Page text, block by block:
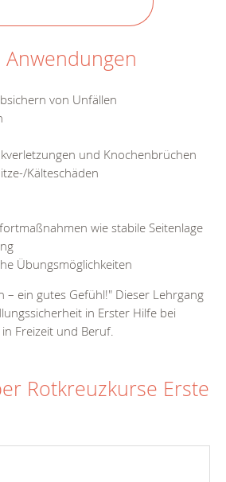
von Unfällen
und Knochenbrüchen
Kälteschäden
wie stabile Seitenlage
Übungsmöglichkeiten
– ein gutes Gefühl!" Dieser Lehrgang
in Erster Hilfe bei
Freizeit und Beruf.
Rotkreuzkurse Erste